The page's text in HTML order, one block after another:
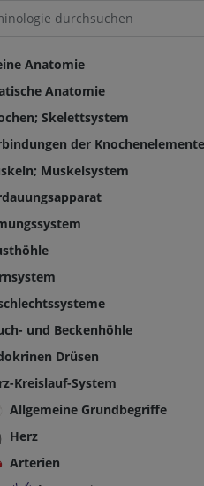
Anatomie
Anatomie
Skelettsystem
der
Muskelsystem
und Beckenhöhle
Drüsen
Kreislauf-System
Allgemeine Grundbegriffe
Herz
Arterien